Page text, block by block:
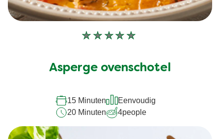
Geen
voor
Asperge ovenschotel
15 Minuten
Eenvoudig
20 Minuten
4people